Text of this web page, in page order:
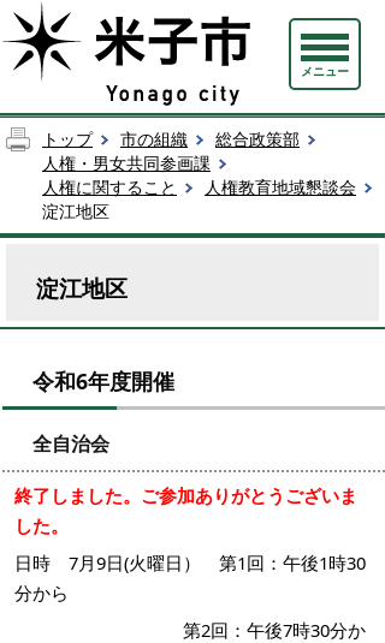
メニュー
トップ 市の組織
総合政策部
人権・男女共同参画課
人権に関すること
人権教育地域懇談会
淀江地区
淀江地区
令和6年度開催
全自治会
終了しました。ご参加ありがとうございま
した。
日時 7月9日(火曜日） 第1回：午後1時30
分から
第2回：午後7時30分か